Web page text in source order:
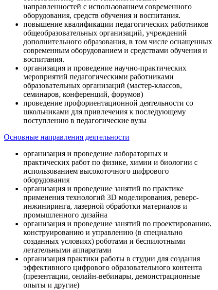
направленностей с использованием современного
оборудования, средств обучения и воспитания.
повышение квалификации педагогических работников
общеобразовательных организаций, учреждений
дополнительного образования, в том числе оснащенных
современным оборудованием и средствами обучения и
воспитания.
организация и проведение научно-практических
мероприятий педагогическими работниками
образовательных организаций (мастер-классов,
семинаров, конференций, форумов)
проведение профориентационной деятельности со
школьниками для привлечения к последующему
поступлению в педагогические вузы
Основные направления деятельности
организация и проведение лабораторных и
практических работ по физике, химии и биологии с
использованием высокоточного цифрового
оборудования
организация и проведение занятий по практике
применения технологий 3D моделирования, реверс-
инжиниринга, лазерной обработки материалов и
промышленного дизайна
организация и проведение занятий по проектированию,
конструированию и управлению (в специально
созданных условиях) роботами и беспилотными
летательными аппаратами
организация практики работы в студии для создания
эффективного цифрового образовательного контента
(презентации, онлайн-вебинары, демонстрационные
опыты и другие)